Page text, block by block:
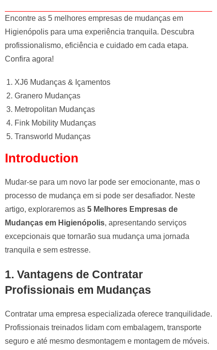
l
e
f
l
a
Encontre as 5 melhores empresas de mudanças em
Higienópolis para uma experiência tranquila. Descubra
profissionalismo, eficiência e cuidado em cada etapa.
Confira agora!
XJ6 Mudanças & Içamentos
Granero Mudanças
Metropolitan Mudanças
Fink Mobility Mudanças
Transworld Mudanças
Introduction
Mudar-se para um novo lar pode ser emocionante, mas o
processo de mudança em si pode ser desafiador. Neste
artigo, exploraremos as 5 Melhores Empresas de
Mudanças em Higienópolis, apresentando serviços
excepcionais que tornarão sua mudança uma jornada
tranquila e sem estresse.
1. Vantagens de Contratar
Profissionais em Mudanças
Contratar uma empresa especializada oferece tranquilidade.
Profissionais treinados lidam com embalagem, transporte
seguro e até mesmo desmontagem e montagem de móveis.